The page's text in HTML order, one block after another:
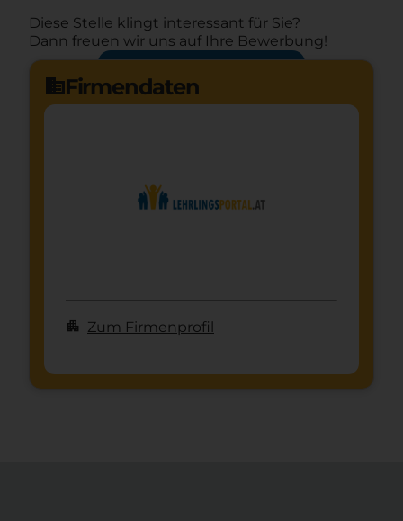
Diese Stelle klingt interessant für Sie?
Dann freuen wir uns auf Ihre Bewerbung!
domainFirmendaten
apartment Zum Firmenprofil